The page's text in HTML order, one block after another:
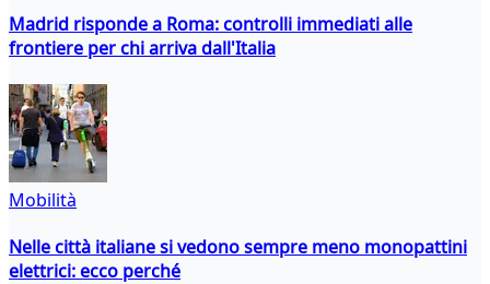
Madrid risponde a Roma: controlli immediati alle
frontiere per chi arriva dall'Italia
Mobilità
Nelle città italiane si vedono sempre meno monopattini
elettrici: ecco perché